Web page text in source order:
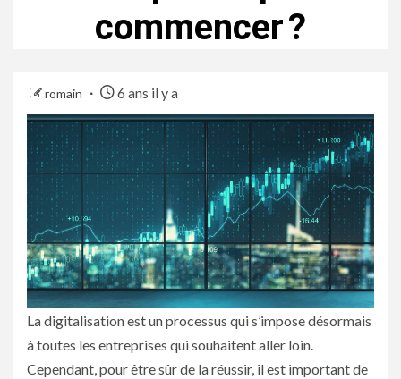
commencer ?
romain 6 ans il y a
La digitalisation est un processus qui s’impose désormais
à toutes les entreprises qui souhaitent aller loin.
Cependant, pour être sûr de la réussir, il est important de